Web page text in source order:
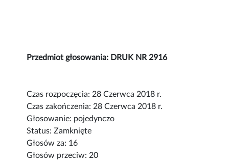
Przedmiot głosowania: DRUK NR 2916
Czas rozpoczęcia: 28 Czerwca 2018 r.
Czas zakończenia: 28 Czerwca 2018 r.
Głosowanie: pojedynczo
Status: Zamknięte
Głosów za: 16
Głosów przeciw: 20